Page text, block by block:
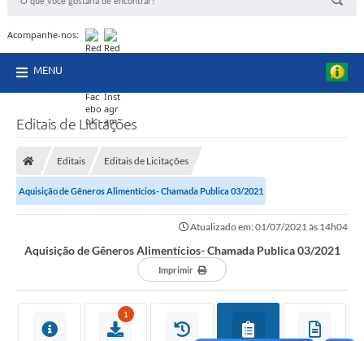
Acompanhe-nos:
MENU
Editais de Licitações
Editais Editais de Licitações
Aquisição de Gêneros Alimentícios- Chamada Publica 03/2021
Atualizado em: 01/07/2021 às 14h04
Aquisição de Gêneros Alimentícios- Chamada Publica 03/2021
Imprimir
1